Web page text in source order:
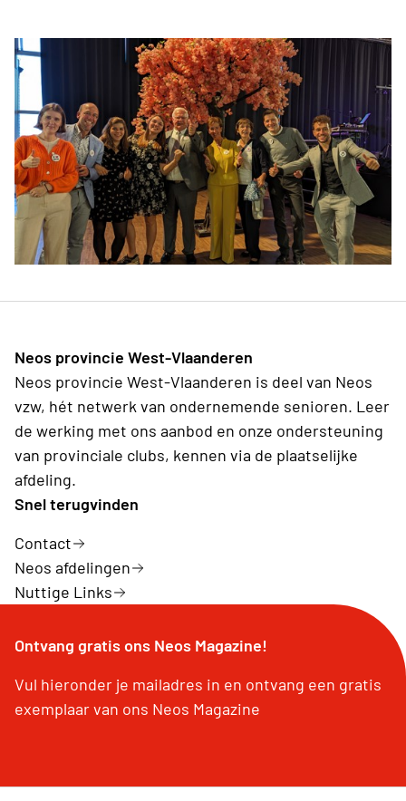
Neos provincie West-Vlaanderen
Neos provincie West-Vlaanderen is deel van Neos
vzw, hét netwerk van ondernemende senioren. Leer
de werking met ons aanbod en onze ondersteuning
van provinciale clubs, kennen via de plaatselijke
afdeling.
Snel terugvinden
Contact
Neos afdelingen
Nuttige Links
Ontvang gratis ons Neos Magazine!
Vul hieronder je mailadres in en ontvang een gratis
exemplaar van ons Neos Magazine